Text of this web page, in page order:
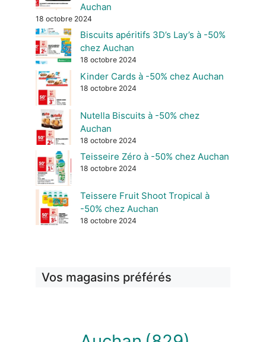
Auchan
18 octobre 2024
Biscuits apéritifs 3D’s Lay’s à -50%
chez Auchan
18 octobre 2024
Kinder Cards à -50% chez Auchan
18 octobre 2024
Nutella Biscuits à -50% chez
Auchan
18 octobre 2024
Teisseire Zéro à -50% chez Auchan
18 octobre 2024
Teissere Fruit Shoot Tropical à
-50% chez Auchan
18 octobre 2024
Vos magasins préférés